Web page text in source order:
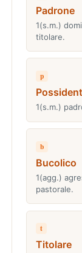
Padrone
1(s.m.)
titolare.
p
1(s.m.)
b
Bucolico
1(agg.)
pastorale.
t
Titolare